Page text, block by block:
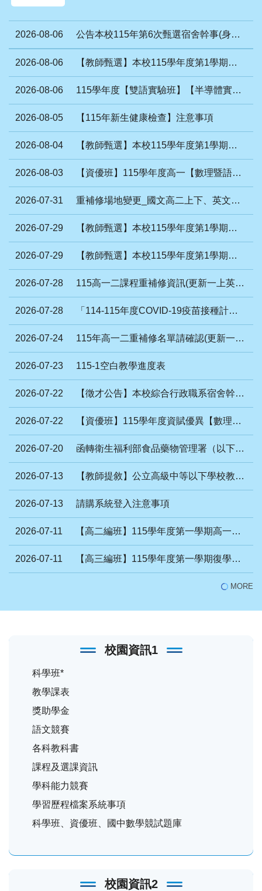
2026-08-06 公告本校115年第6次甄選宿舍幹事(身心障礙)職缺擇優面試名單
2026-08-06 【教師甄選】本校115學年度第1學期第5次教師甄選錄取人員名單
2026-08-06 115學年度【雙語實驗班】【半導體實驗班】成班名單
2026-08-05 【115年新生健康檢查】注意事項
2026-08-04 【教師甄選】本校115學年度第1學期第5次教師甄選第2次招考報考資格審查通過名單
2026-08-03 【資優班】115學年度高一【數理暨語文類】資優班錄取公告
2026-07-31 重補修場地變更_國文高二上下、英文高二上AB班
2026-07-29 【教師甄選】本校115學年度第1學期第5次教師甄選簡章(代理教師)
2026-07-29 【教師甄選】本校115學年度第1學期第4次教師甄選(招考代理教師)錄取結果
2026-07-28 115高一二課程重補修資訊(更新一上英文B班教材)
2026-07-28 「114-115年度COVID-19疫苗接種計畫」公費接種對象擴大為「滿6個月以上尚未接種之民眾」措施，延長至115年9月28日止
2026-07-24 115年高一二重補修名單請確認(更新一下地理未開)
2026-07-23 115-1空白教學進度表
2026-07-22 【徵才公告】本校綜合行政職系宿舍幹事1名(限身心障礙者報名)
2026-07-22 【資優班】115學年度資賦優異【數理暨語文類】學生入班鑑定安置-複選評量試題與參考答案
2026-07-20 函轉衛生福利部食品藥物管理署（以下簡稱食藥署）已於該署官網設立「中聯油脂案專區
2026-07-13 【教師提敘】公立高級中等以下學校教師採計曾任2所以上公立幼兒園契約進用教保員及私立幼兒園專任教師年資相關疑義
2026-07-13 請購系統登入注意事項
2026-07-11 【高二編班】115學年度第一學期高一升高二編班結果
2026-07-11 【高三編班】115學年度第一學期復學及轉班群編班結果
MORE
校園資訊1
科學班*
教學課表
獎助學金
語文競賽
各科教科書
課程及選課資訊
學科能力競賽
學習歷程檔案系統事項
科學班、資優班、國中數學競試題庫
校園資訊2